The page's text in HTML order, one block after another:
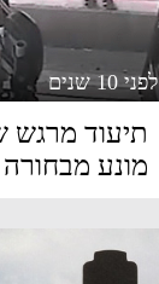
לפני 10 שנים
תיעוד מרגש
מונע